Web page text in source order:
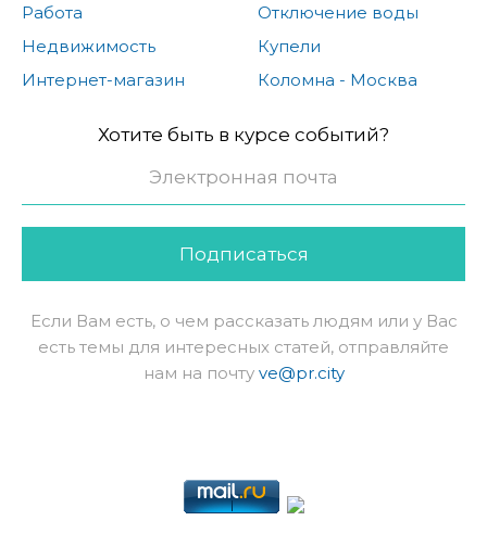
Работа
Недвижимость
Интернет-магазин
Отключение воды
Купели
Коломна - Москва
Хотите быть в курсе событий?
Подписаться
Если Вам есть, о чем рассказать людям или у Вас
есть темы для интересных статей, отправляйте
нам на почту ve@pr.city